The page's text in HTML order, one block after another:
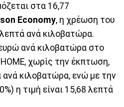
στα 16,77
Economy, η χρέωση του
λεπτά ανά κιλοβατώρα.
ανά κιλοβατώρα στο
χωρίς την έκπτωση,
ανά κιλοβατώρα, ενώ με την
η τιμή είναι 15,68 λεπτά